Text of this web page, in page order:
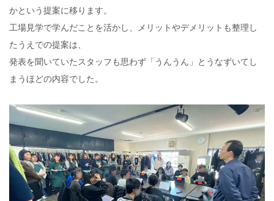
かという提案に移ります。
工場見学で学んだことを活かし、メリットやデメリットも整理し
たうえでの提案は、
発表を聞いていたスタッフも思わず「うんうん」とうなずいてし
まうほどの内容でした。